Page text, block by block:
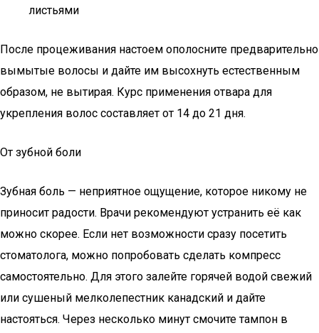
листьями
После процеживания настоем ополосните предварительно
вымытые волосы и дайте им высохнуть естественным
образом, не вытирая. Курс применения отвара для
укрепления волос составляет от 14 до 21 дня.
От зубной боли
Зубная боль — неприятное ощущение, которое никому не
приносит радости. Врачи рекомендуют устранить её как
можно скорее. Если нет возможности сразу посетить
стоматолога, можно попробовать сделать компресс
самостоятельно. Для этого залейте горячей водой свежий
или сушеный мелколепестник канадский и дайте
настояться. Через несколько минут смочите тампон в